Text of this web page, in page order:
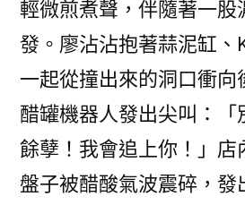
輕微煎煮聲，伴隨著一股
發。廖沾沾抱著蒜泥缸、
一起從撞出來的洞口衝向
醋罐機器人發出尖叫：「
餘孽！我會追上你！」店
盤子被醋酸氣波震碎，發